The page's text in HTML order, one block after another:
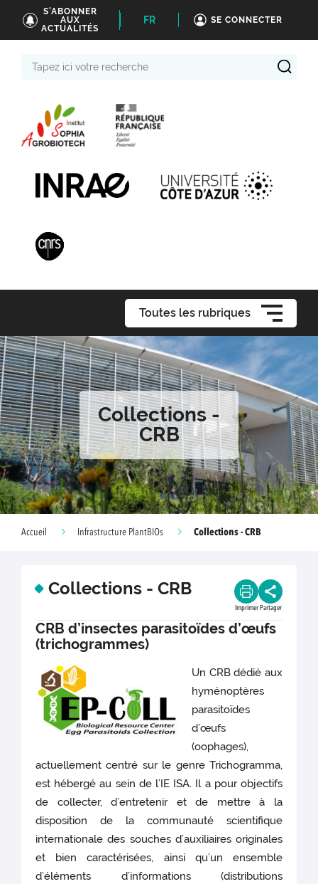
S'ABONNER
AUX
ACTUALITÉS
FR SE CONNECTER
Toutes les rubriques
Collections -
CRB
Accueil Infrastructure PlantBIOs Collections - CRB
Collections - CRB
Imprimer Partager
CRB d’insectes parasitoïdes d’œufs
(trichogrammes)
Un CRB dédié aux
hyménoptères
parasitoïdes
d’œufs
(oophages),
actuellement centré sur le genre Trichogramma,
est hébergé au sein de l’IE ISA. Il a pour objectifs
de collecter, d’entretenir et de mettre à la
disposition de la communauté scientifique
internationale des souches d’auxiliaires originales
et bien caractérisées, ainsi qu’un ensemble
d’éléments d’informations (distributions